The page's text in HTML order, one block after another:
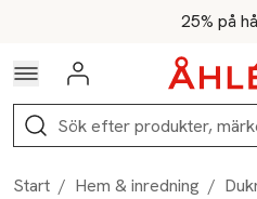
Hoppa till navigationsmenyn25% på
För
Logga in
Sök
Start / Hem & inredning /